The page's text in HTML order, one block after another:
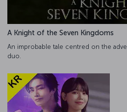
A Knight of the Seven Kingdoms
An improbable tale centred on the
duo.